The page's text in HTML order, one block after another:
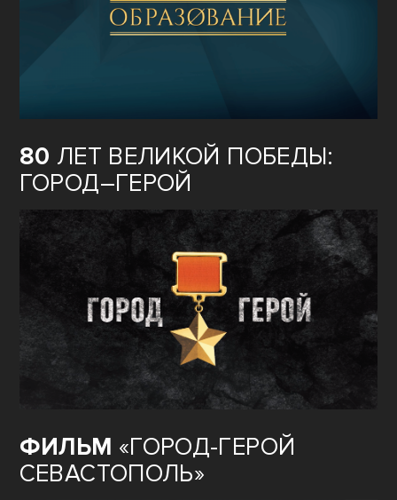
80 ЛЕТ ВЕЛИКОЙ ПОБЕДЫ:
ГОРОД–ГЕРОЙ
ФИЛЬМ «ГОРОД-ГЕРОЙ
СЕВАСТОПОЛЬ»